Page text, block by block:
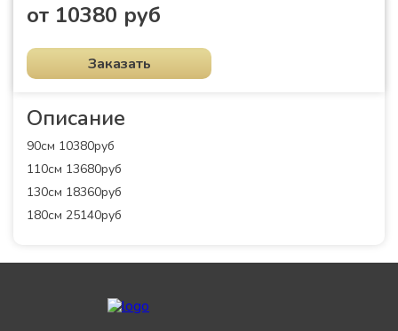
от 10380 руб
Заказать
Описание
90см 10380руб
110см 13680руб
130см 18360руб
180см 25140руб